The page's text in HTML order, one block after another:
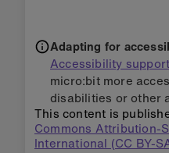
Adapting for
Accessibility support
micro:bit more
disabilities or other
This content is
Commons Attribution-
International (CC BY-